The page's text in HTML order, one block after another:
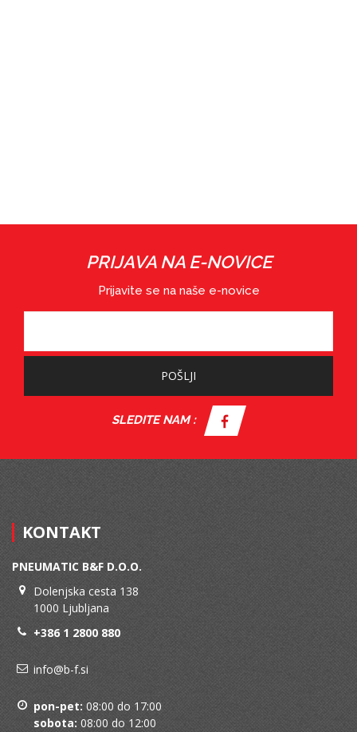
PRIJAVA NA E-NOVICE
Prijavite se na naše e-novice
POŠLJI
SLEDITE NAM :
KONTAKT
PNEUMATIC B&F D.O.O.
Dolenjska cesta 138
1000 Ljubljana
+386 1 2800 880
info@b-f.si
pon-pet: 08:00 do 17:00
sobota: 08:00 do 12:00